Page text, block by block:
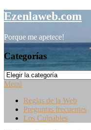
Saltar
al
Ezenlaweb.com
Porque me apetece!
Categorías
Categorías
Menú
Reglas de la Web
Preguntas frecuentes
Los Culpables